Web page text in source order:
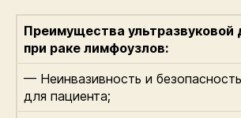
Преимущества ультразвуковой
при раке лимфоузлов:
— Неинвазивность и
для пациента;